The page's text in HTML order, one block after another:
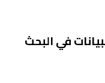
في البحث